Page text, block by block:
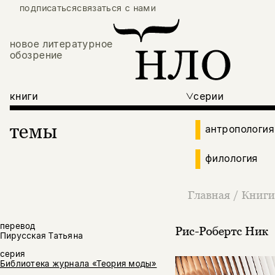
подписатьсясвязаться с нами
новое литературное
обозрение
книги серии
темы антропология
филология
Главная / Книги
перевод
Пирусская Татьяна
серия
Библиотека журнала «Теория моды»
Рис-Робертс Ник